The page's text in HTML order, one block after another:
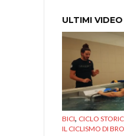
ULTIMI VIDEO
BICI, CICLO
IL CICLISMO DI